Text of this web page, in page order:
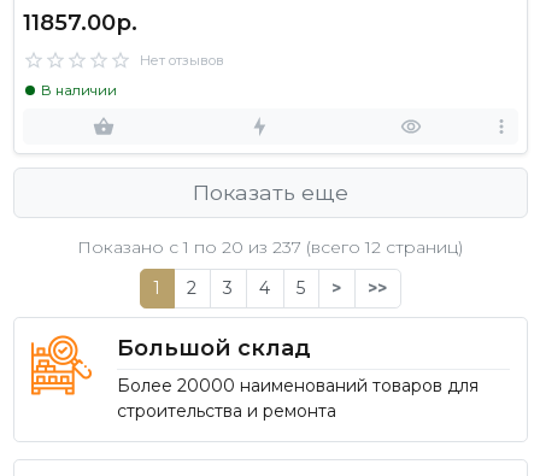
11857.00р.
Нет отзывов
В наличии
Показать еще
Показано с 1 по 20 из 237 (всего 12 страниц)
1
2 3 4 5 > >>
Большой склад
Более 20000 наименований товаров для
строительства и ремонта